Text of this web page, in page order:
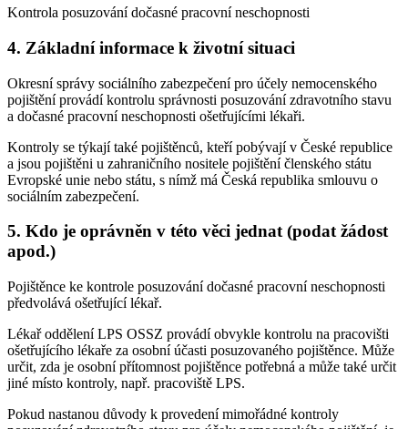
Kontrola posuzování dočasné pracovní neschopnosti
4. Základní informace k životní situaci
Okresní správy sociálního zabezpečení pro účely nemocenského
pojištění provádí kontrolu správnosti posuzování zdravotního stavu
a dočasné pracovní neschopnosti ošetřujícími lékaři.
Kontroly se týkají také pojištěnců, kteří pobývají v České republice
a jsou pojištěni u zahraničního nositele pojištění členského státu
Evropské unie nebo státu, s nímž má Česká republika smlouvu o
sociálním zabezpečení.
5. Kdo je oprávněn v této věci jednat (podat žádost
apod.)
Pojištěnce ke kontrole posuzování dočasné pracovní neschopnosti
předvolává ošetřující lékař.
Lékař oddělení LPS OSSZ provádí obvykle kontrolu na pracovišti
ošetřujícího lékaře za osobní účasti posuzovaného pojištěnce. Může
určit, zda je osobní přítomnost pojištěnce potřebná a může také určit
jiné místo kontroly, např. pracoviště LPS.
Pokud nastanou důvody k provedení mimořádné kontroly